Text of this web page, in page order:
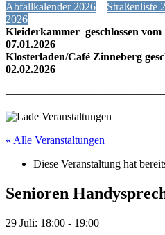
Abfallkalender 2026
Straßenliste
2026
Kleiderkammer geschlossen vom
07.01.2026
Klosterladen/Café Zinneberg
02.02.2026
« Alle Veranstaltungen
Diese Veranstaltung hat
Senioren
29 Juli: 18:00 - 19:00